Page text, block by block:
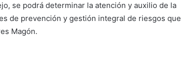
se podrá determinar la atención y auxilio de la
de prevención y gestión integral de riesgos que
Magón.